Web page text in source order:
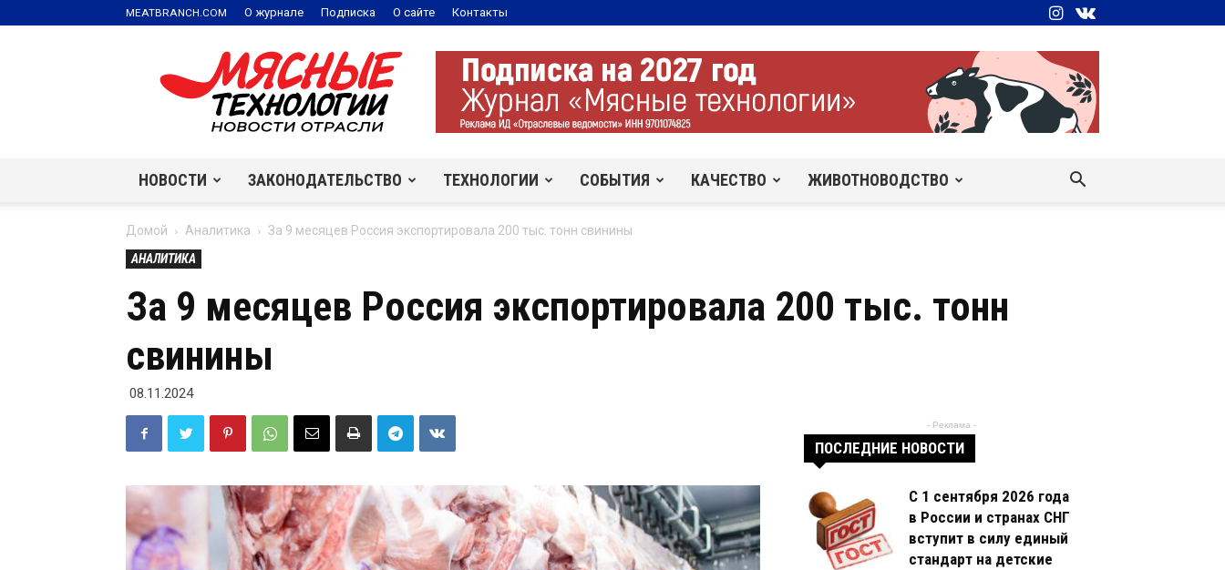
MEATBRANCH.COM О журнале Подписка О сайте Контакты
Мясные
технологии
|
Новости
отрасли
НОВОСТИ ЗАКОНОДАТЕЛЬСТВО ТЕХНОЛОГИИ СОБЫТИЯ КАЧЕСТВО ЖИВОТНОВОДСТВО
Домой Аналитика
За 9 месяцев Россия экспортировала 200 тыс. тонн свинины
АНАЛИТИКА
За 9 месяцев Россия экспортировала 200 тыс. тонн
свинины
08.11.2024
- Реклама -
ПОСЛЕДНИЕ НОВОСТИ
С 1 сентября 2026 года
в России и странах СНГ
вступит в силу единый
стандарт на детские